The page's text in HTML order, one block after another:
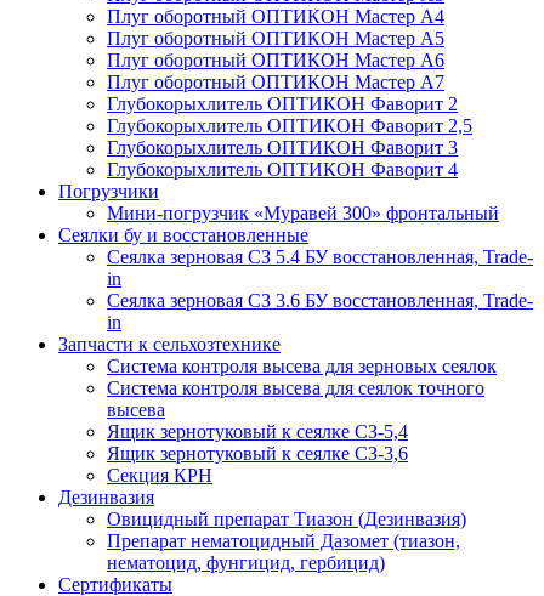
Плуг оборотный ОПТИКОН Мастер А4
Плуг оборотный ОПТИКОН Мастер А5
Плуг оборотный ОПТИКОН Мастер А6
Плуг оборотный ОПТИКОН Мастер А7
Глубокорыхлитель ОПТИКОН Фаворит 2
Глубокорыхлитель ОПТИКОН Фаворит 2,5
Глубокорыхлитель ОПТИКОН Фаворит 3
Глубокорыхлитель ОПТИКОН Фаворит 4
Погрузчики
Мини-погрузчик «Муравей 300» фронтальный
Сеялки бу и восстановленные
Сеялка зерновая СЗ 5.4 БУ восстановленная, Trade-
in
Сеялка зерновая СЗ 3.6 БУ восстановленная, Trade-
in
Запчасти к сельхозтехнике
Система контроля высева для зерновых сеялок
Система контроля высева для сеялок точного
высева
Ящик зернотуковый к сеялке СЗ-5,4
Ящик зернотуковый к сеялке СЗ-3,6
Секция КРН
Дезинвазия
Овицидный препарат Тиазон (Дезинвазия)
Препарат нематоцидный Дазомет (тиазон,
нематоцид, фунгицид, гербицид)
Сертификаты